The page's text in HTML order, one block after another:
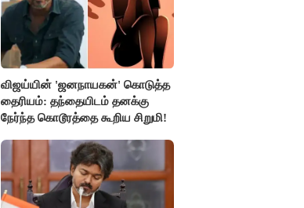
விஜய்யின் 'ஜனநாயகன்' கொடுத்த
தைரியம்: தந்தையிடம் தனக்கு
நேர்ந்த கொடூரத்தை கூறிய சிறுமி!